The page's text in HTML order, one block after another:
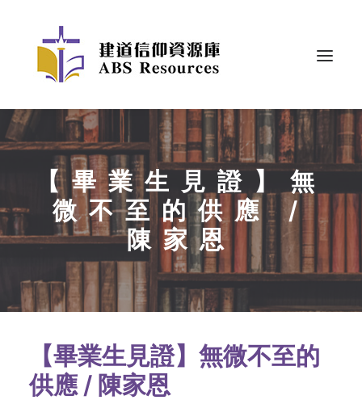
【畢業生見證】無
微不至的供應 /
陳家恩
【畢業生見證】無微不至的
供應 / 陳家恩